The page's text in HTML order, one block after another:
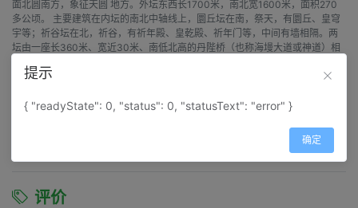
面北圆南方，象征天圆 地方。外坛东西长1700米，南北宽1600米，面积270
多公顷。 主要建筑在内坛的南北中轴线上，圜丘坛在南，祭天，有圜丘、皇穹
宇等；祈谷坛在北，祈谷，有祈年殿、皇乾殿、祈年门等，中间有墙相隔。两
坛由一座长360米、宽近30米、南低北高的丹陛桥（也称海墁大道或神道）相
有独特的艺术风格，而且有些建筑还巧妙地运用了力学、声学、几何学原理，
炮。文物、祭器被席卷而去，建筑、树木惨遭破坏。解放后进行过多次修缮和
门。园内有二百年以上的古柏二千五百多棵。还有百花园种植了大量的花卉。
近年又在百花园北新建了别具有一格的亭廊联接的庭园，增添了园景。
评价
提示
{ "readyState": 0, "status": 0, "statusText": "error" }
确定